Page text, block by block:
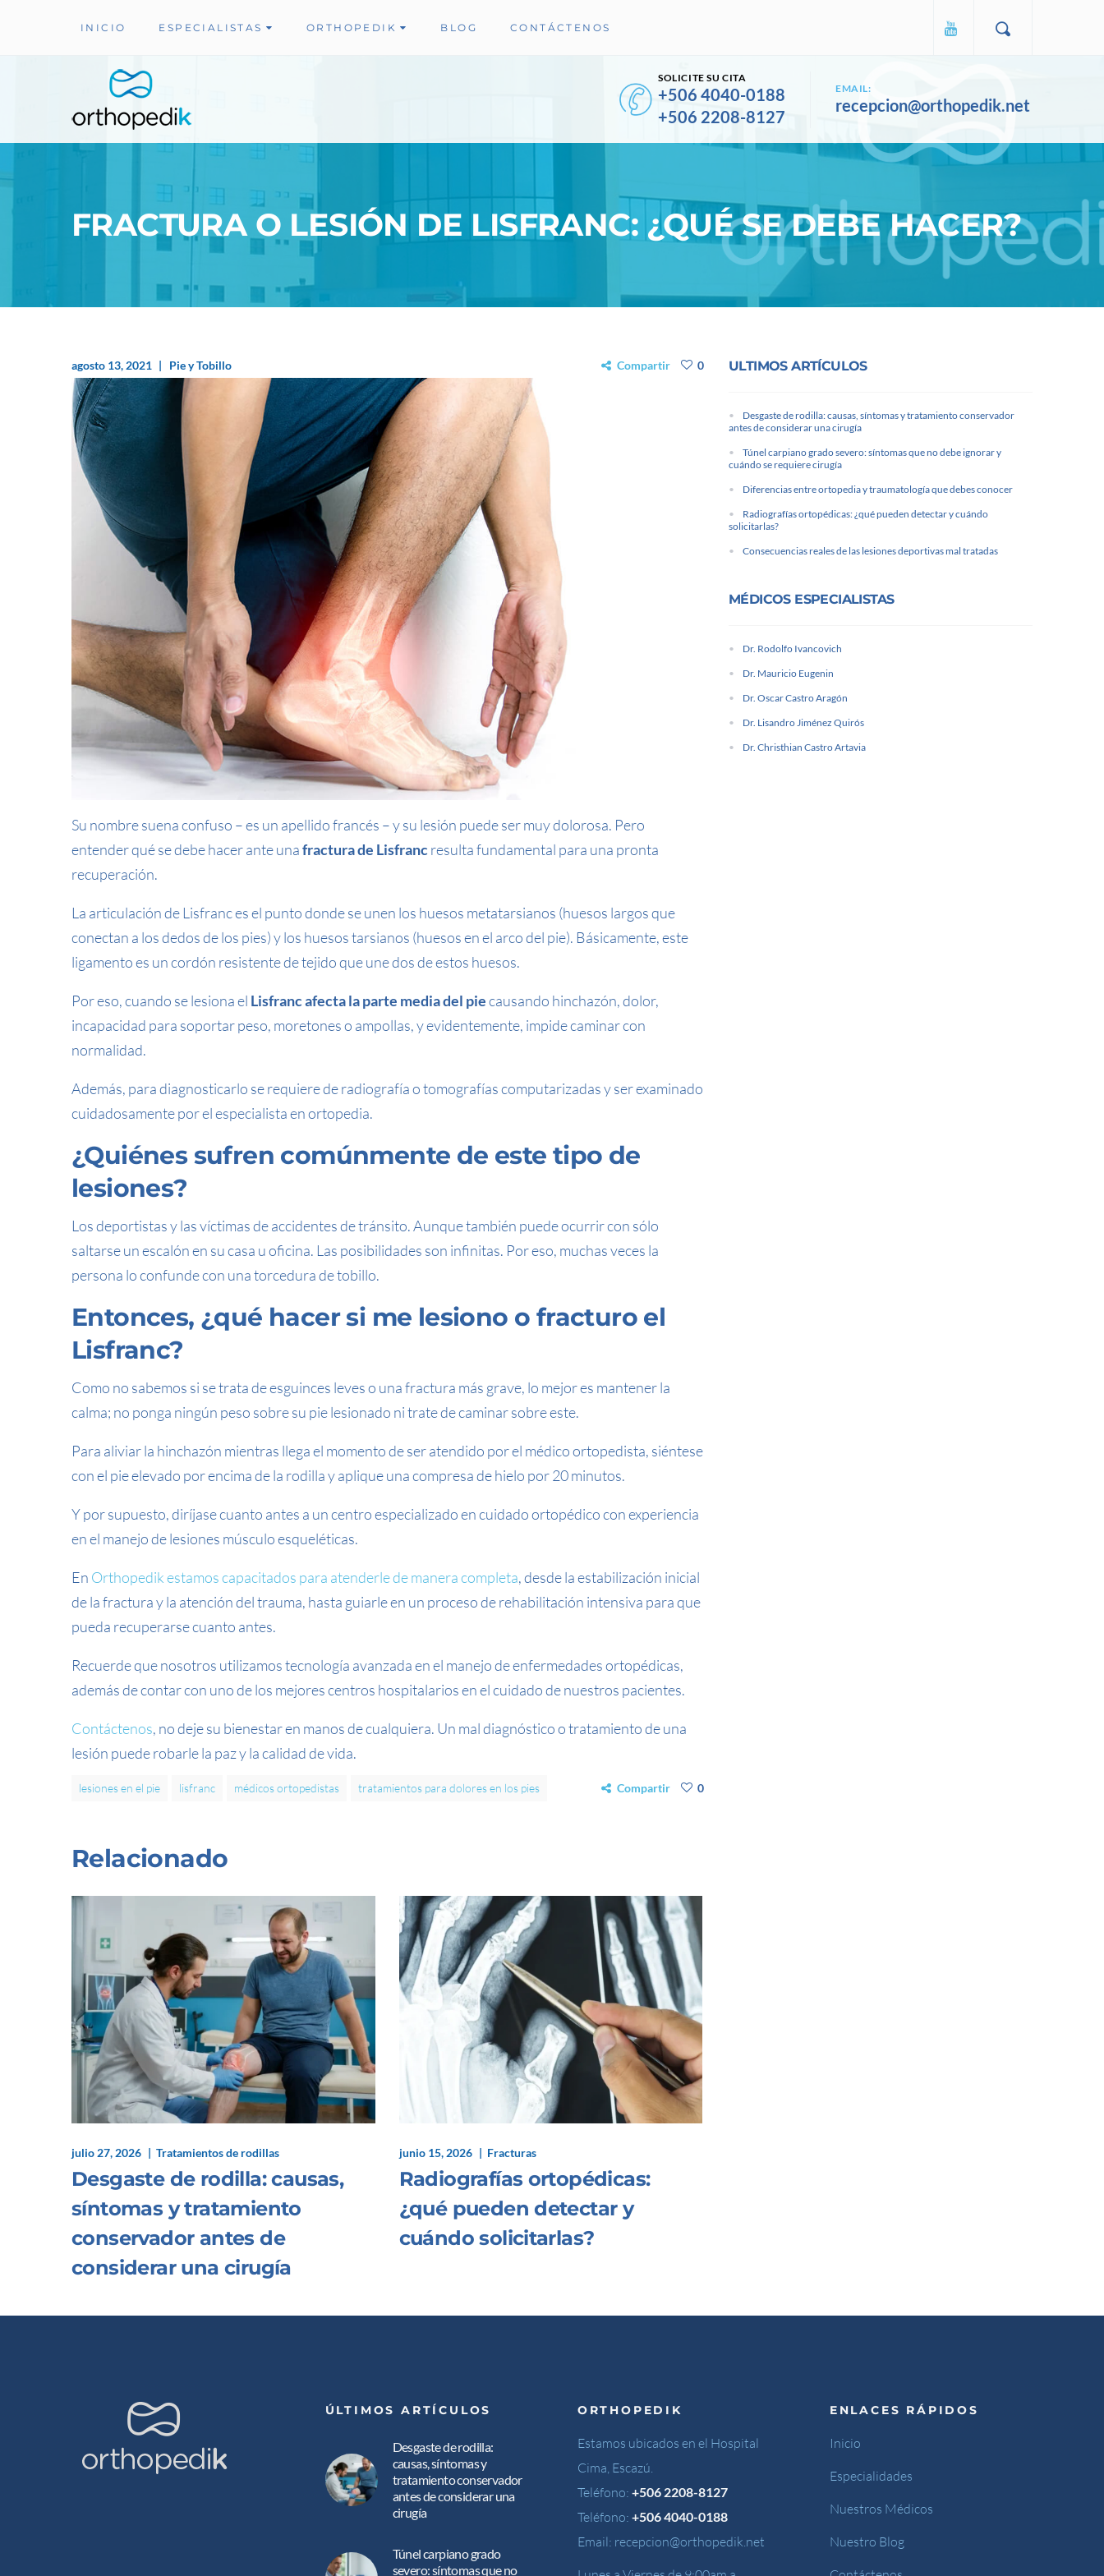
INICIO ESPECIALISTAS ORTHOPEDIK BLOG CONTÁCTENOS
SOLICITE SU CITA
+506 4040-0188
+506 2208-8127
EMAIL:
recepcion@orthopedik.net
FRACTURA O LESIÓN DE LISFRANC: ¿QUÉ SE DEBE HACER?
agosto 13, 2021 Pie y Tobillo Compartir 0
Su nombre suena confuso – es un apellido francés – y su lesión puede ser muy dolorosa. Pero
entender qué se debe hacer ante unafractura de Lisfrancresulta fundamental para una pronta
recuperación.
La articulación de Lisfranc es el punto donde se unen los huesos metatarsianos (huesos largos que
conectan a los dedos de los pies) y los huesos tarsianos (huesos en el arco del pie). Básicamente, este
ligamento es un cordón resistente de tejido que une dos de estos huesos.
Por eso, cuando se lesiona el Lisfranc afecta la parte media del piecausando hinchazón, dolor,
incapacidad para soportar peso, moretones o ampollas, y evidentemente, impide caminar con
normalidad.
Además, para diagnosticarlo se requiere de radiografía o tomografías computarizadas y ser examinado
cuidadosamente por el especialista en ortopedia.
¿Quiénes sufren comúnmente de este tipo de
lesiones?
Los deportistas y las víctimas de accidentes de tránsito. Aunque también puede ocurrir con sólo
saltarse un escalón en su casa u oficina. Las posibilidades son infinitas. Por eso, muchas veces la
persona lo confunde con una torcedura de tobillo.
Entonces, ¿qué hacer si me lesiono o fracturo el
Lisfranc?
Como no sabemos si se trata de esguinces leves o una fractura más grave, lo mejor es mantener la
calma; no ponga ningún peso sobre su pie lesionado ni trate de caminar sobre este.
Para aliviar la hinchazón mientras llega el momento de ser atendido por el médico ortopedista, siéntese
con el pie elevado por encima de la rodilla y aplique una compresa de hielo por 20 minutos.
Y por supuesto, diríjase cuanto antes a un centro especializado en cuidado ortopédico con experiencia
en el manejo de lesiones músculo esqueléticas.
En Orthopedikestamos capacitados para atenderle de manera completa, desde la estabilización inicial
de la fractura y la atención del trauma, hasta guiarle en un proceso de rehabilitación intensiva para que
pueda recuperarse cuanto antes.
Recuerde que nosotros utilizamos tecnología avanzada en el manejo de enfermedades ortopédicas,
además de contar con uno de los mejores centros hospitalarios en el cuidado de nuestros pacientes.
Contáctenos, no deje su bienestar en manos de cualquiera. Un mal diagnóstico o tratamiento de una
lesión puede robarle la paz y la calidad de vida.
lesiones en el pie lisfranc médicos ortopedistas tratamientos para dolores en los pies Compartir 0
Relacionado
julio 27, 2026 Tratamientos de rodillas
Desgaste de rodilla: causas,
síntomas y tratamiento
conservador antes de
considerar una cirugía
junio 15, 2026 Fracturas
Radiografías ortopédicas:
¿qué pueden detectar y
cuándo solicitarlas?
ULTIMOS ARTÍCULOS
Desgaste de rodilla: causas, síntomas y tratamiento conservador
antes de considerar una cirugía
Túnel carpiano grado severo: síntomas que no debe ignorar y
cuándo se requiere cirugía
Diferencias entre ortopedia y traumatología que debes conocer
Radiografías ortopédicas: ¿qué pueden detectar y cuándo
solicitarlas?
Consecuencias reales de las lesiones deportivas mal tratadas
MÉDICOS ESPECIALISTAS
Dr. Rodolfo Ivancovich
Dr. Mauricio Eugenin
Dr. Oscar Castro Aragón
Dr. Lisandro Jiménez Quirós
Dr. Christhian Castro Artavia
ÚLTIMOS ARTÍCULOS
Desgaste de rodilla:
causas, síntomas y
tratamiento conservador
antes de considerar una
cirugía
Túnel carpiano grado
severo: síntomas que no
ORTHOPEDIK
Estamos ubicados en el Hospital
Cima, Escazú.
Teléfono: +506 2208-8127
Teléfono: +506 4040-0188
Email: recepcion@orthopedik.net
ENLACES RÁPIDOS
Inicio
Especialidades
Nuestros Médicos
Nuestro Blog